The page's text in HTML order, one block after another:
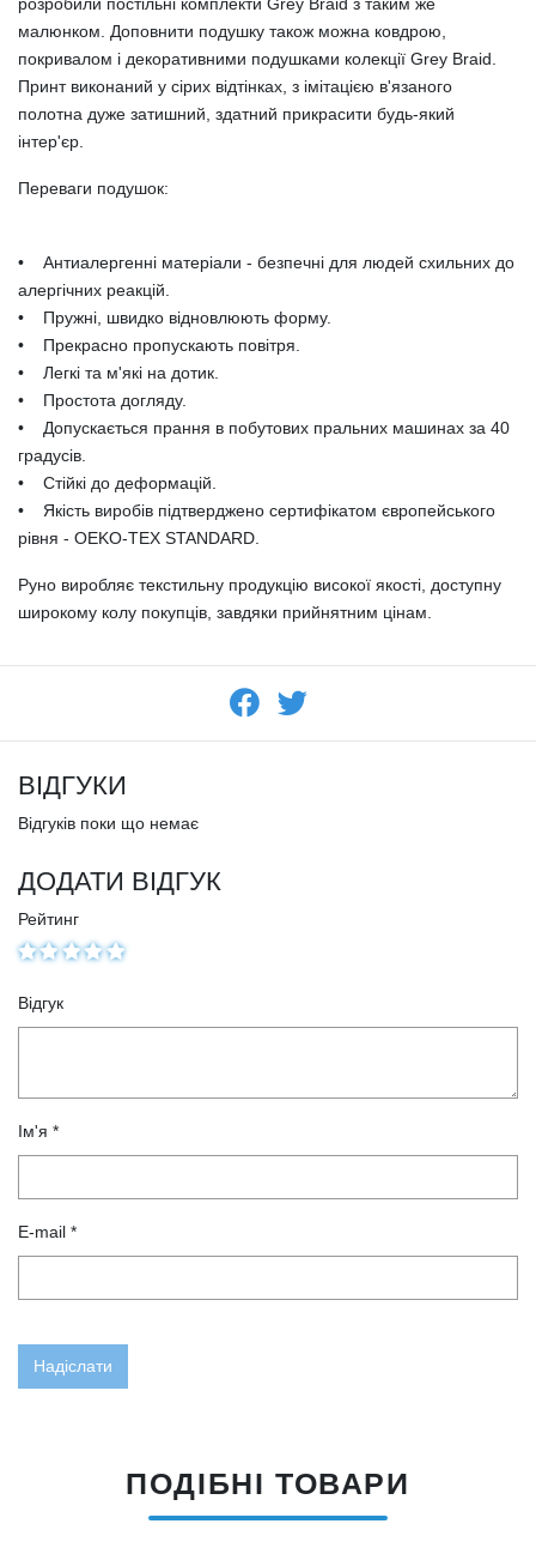
малюнком. Доповнити подушку також можна ковдрою,
покривалом і декоративними подушками колекції Grey Braid.
Принт виконаний у сірих відтінках, з імітацією в'язаного
полотна дуже затишний, здатний прикрасити будь-який
інтер'єр.
Переваги подушок:
• Антиалергенні матеріали - безпечні для людей схильних до
алергічних реакцій.
• Пружні, швидко відновлюють форму.
• Прекрасно пропускають повітря.
• Легкі та м'які на дотик.
• Простота догляду.
• Допускається прання в побутових пральних машинах за 40
градусів.
• Стійкі до деформацій.
• Якість виробів підтверджено сертифікатом європейського
рівня - OEKO-TEX STANDARD.
Руно виробляє текстильну продукцію високої якості, доступну
широкому колу покупців, завдяки прийнятним цінам.
ВІДГУКИ
Відгуків поки що немає
ДОДАТИ ВІДГУК
Рейтинг
Відгук
Ім'я *
E-mail *
ПОДІБНІ ТОВАРИ